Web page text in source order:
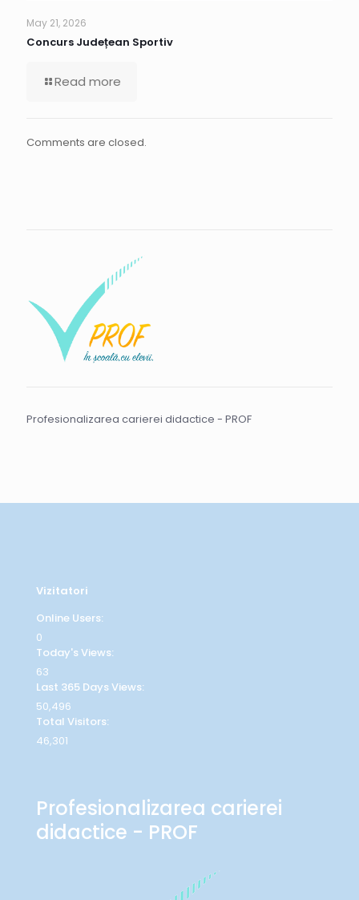
May 21, 2026
Concurs Județean Sportiv
Read more
Comments are closed.
Profesionalizarea carierei didactice - PROF
Vizitatori
Online Users:
0
Today's Views:
63
Last 365 Days Views:
50,496
Total Visitors:
46,301
Profesionalizarea carierei
didactice - PROF